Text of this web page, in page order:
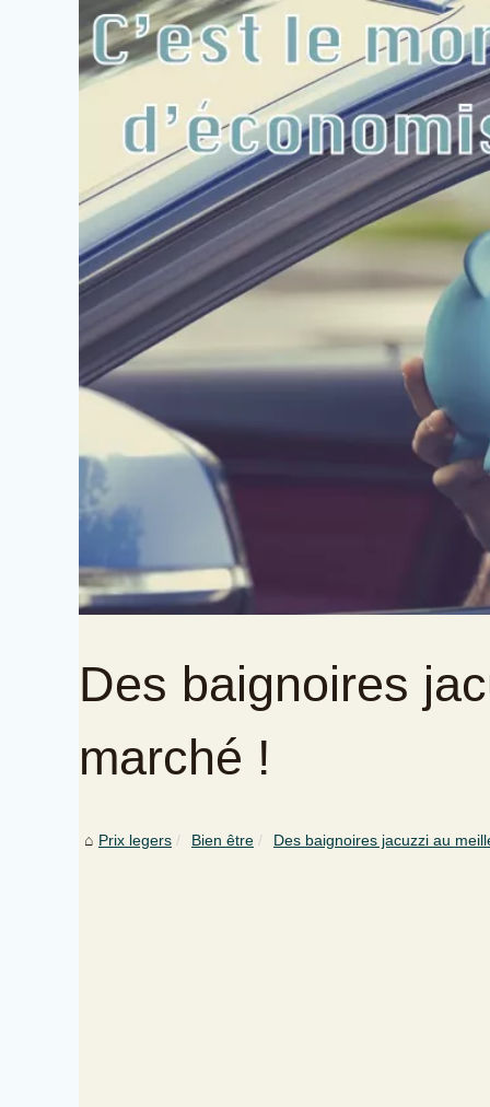
Des baignoires
marché !
Prix legers Bien être Des baignoires jacuzzi au